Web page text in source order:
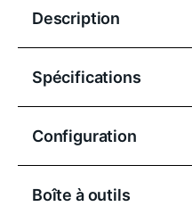
Description
Spécifications
Configuration
Boîte à outils